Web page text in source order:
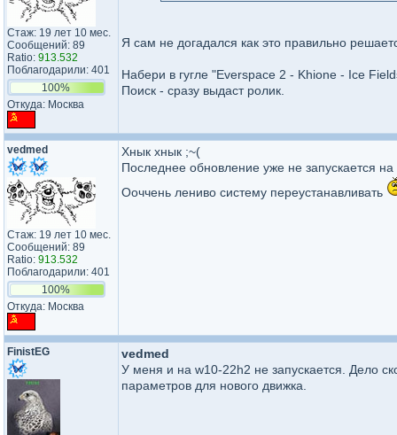
Стаж: 19 лет 10 мес.
Сообщений: 89
Ratio: 913.532
Поблагодарили: 401
100%
Откуда: Москва
Я сам не догадался как это правильно
Набери в гугле "Everspace 2 - Khione - Ice
Поиск - сразу выдаст ролик.
vedmed
Стаж: 19 лет 10 мес.
Сообщений: 89
Ratio: 913.532
Поблагодарили: 401
100%
Откуда: Москва
Хнык хнык ;~(
Последнее обновление уже не запускается
Оoччень лениво систему переустанавливать
FinistEG
vedmed
У меня и на w10-22h2 не запускается. Дело
параметров для нового движка.